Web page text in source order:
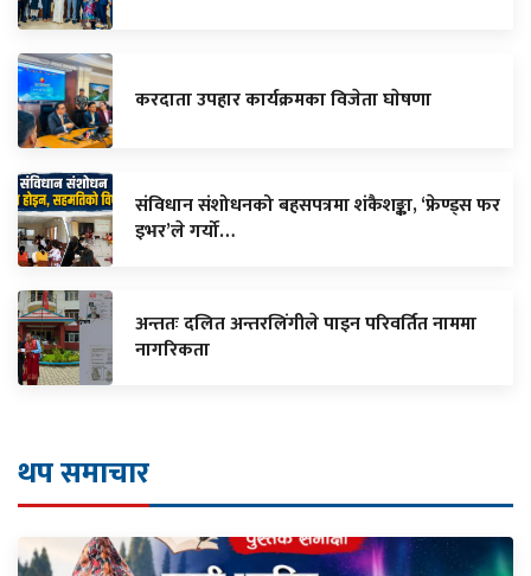
करदाता उपहार कार्यक्रमका विजेता घाेषणा
संविधान संशोधनको बहसपत्रमा शंकैशङ्का, ‘फ्रेण्ड्स फर
इभर’ले गर्यो…
अन्ततः दलित अन्तरलिंगीले पाइन परिवर्तित नाममा
नागरिकता
थप समाचार